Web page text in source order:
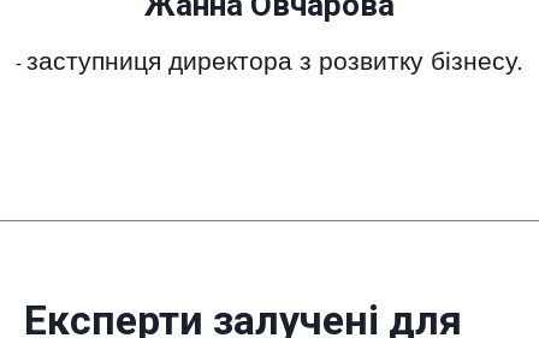
- заступниця директора з розвитку бізнесу.
Експерти залучені для